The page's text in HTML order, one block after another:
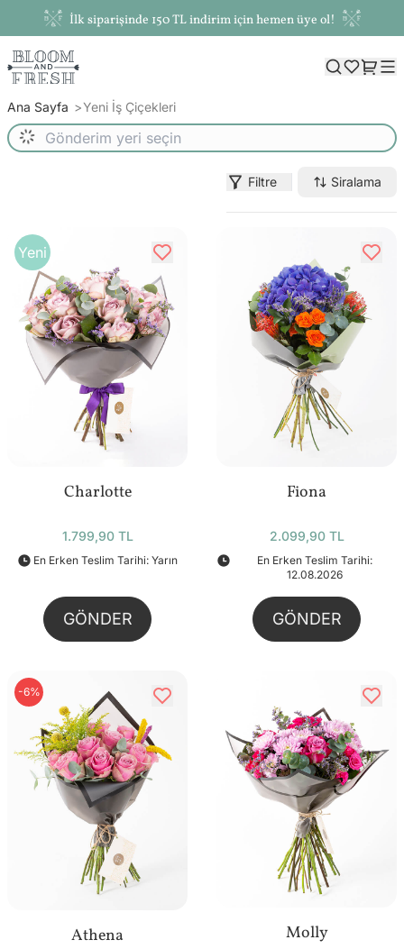
İlk siparişinde 150 TL indirim için hemen üye ol!
Ana Sayfa Yeni İş Çiçekleri
Filtre Siralama
Yeni
Charlotte
1.799,90 TL
En Erken Teslim Tarihi: Yarın
GÖNDER
Fiona
2.099,90 TL
En Erken Teslim Tarihi:
12.08.2026
GÖNDER
-6%
Athena Molly